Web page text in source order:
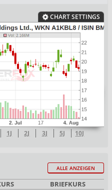
CHART SETTINGS
1J 2J 3J 5J 10J
ALLE ANZEIGEN
BRIEFKURS